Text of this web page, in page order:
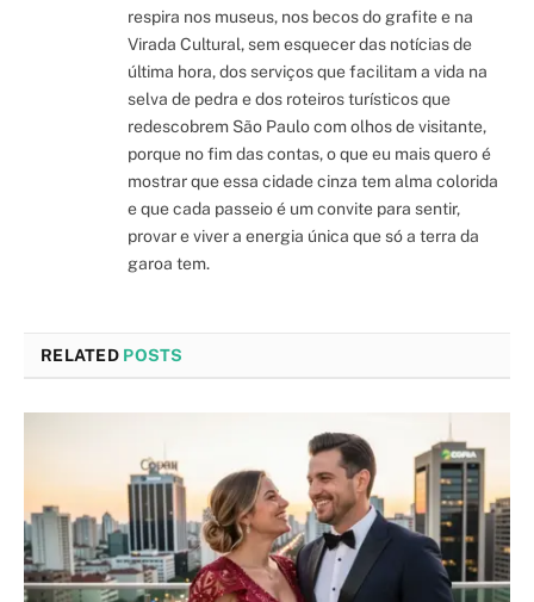
respira nos museus, nos becos do grafite e na
Virada Cultural, sem esquecer das notícias de
última hora, dos serviços que facilitam a vida na
selva de pedra e dos roteiros turísticos que
redescobrem São Paulo com olhos de visitante,
porque no fim das contas, o que eu mais quero é
mostrar que essa cidade cinza tem alma colorida
e que cada passeio é um convite para sentir,
provar e viver a energia única que só a terra da
garoa tem.
RELATED POSTS